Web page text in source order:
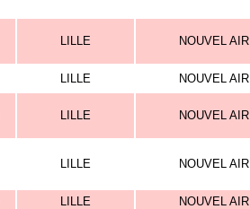
LILLE NOUVEL AIR
LILLE NOUVEL AIR
LILLE NOUVEL AIR
LILLE NOUVEL AIR
LILLE NOUVEL AIR